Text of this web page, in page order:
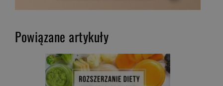
Powiązane artykuły